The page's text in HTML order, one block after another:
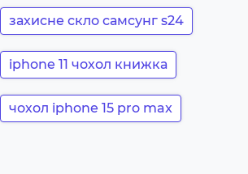
захисне скло самсунг s24
iphone 11 чохол книжка
чохол iphone 15 pro max